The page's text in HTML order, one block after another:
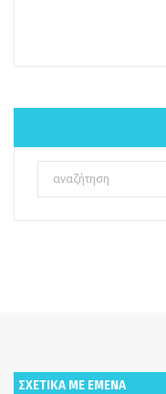
Search
for:
ΣΧΕΤΙΚΑ ΜΕ ΕΜΕΝΑ